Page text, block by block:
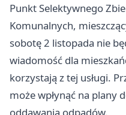
Punkt Selektywnego
Komunalnych,
sobotę 2 listopada nie
wiadomość dla
korzystają z tej usługi.
może wpłynąć na plany